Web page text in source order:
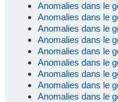
Anomalies dans le
Anomalies dans le
Anomalies dans le
Anomalies dans le
Anomalies dans le
Anomalies dans le
Anomalies dans le
Anomalies dans le
Anomalies dans le